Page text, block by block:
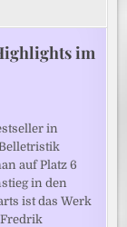
im
in
auf Platz 6
in den
ist das Werk